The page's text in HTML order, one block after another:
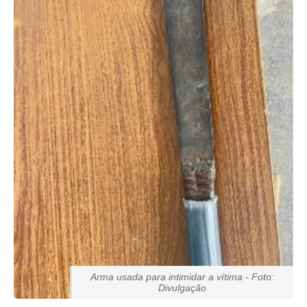
Arma usada para intimidar a vítima - Foto:
Divulgação